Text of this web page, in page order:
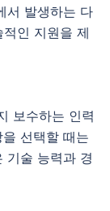
서 발생하는 다
인 지원을 제
보수하는 인력
선택할 때는
기술 능력과 경